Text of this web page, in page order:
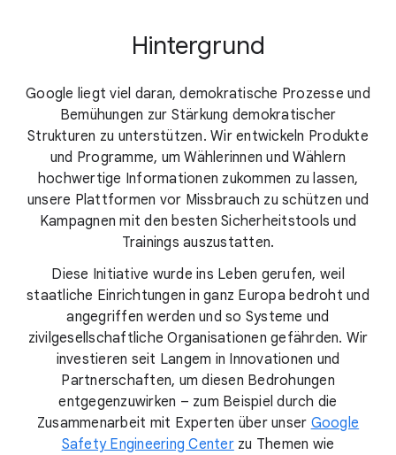
Hintergrund
Google liegt viel daran, demokratische Prozesse und
Bemühungen zur Stärkung demokratischer
Strukturen zu unterstützen. Wir entwickeln Produkte
und Programme, um Wählerinnen und Wählern
hochwertige Informationen zukommen zu lassen,
unsere Plattformen vor Missbrauch zu schützen und
Kampagnen mit den besten Sicherheitstools und
Trainings auszustatten.
Diese Initiative wurde ins Leben gerufen, weil
staatliche Einrichtungen in ganz Europa bedroht und
angegriffen werden und so Systeme und
zivilgesellschaftliche Organisationen gefährden. Wir
investieren seit Langem in Innovationen und
Partnerschaften, um diesen Bedrohungen
entgegenzuwirken – zum Beispiel durch die
Zusammenarbeit mit Experten über unser Google
Safety Engineering Centerzu Themen wie